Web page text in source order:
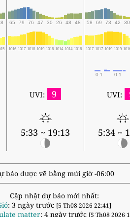
65 79 76 47 30 26 48 48 58 69 73 42 30
1016 1017 1018 1019 1016 1014 1014 1016 1017 1017 1019 1019
0.1 0.1
UVI: 9
5:33 ~ 19:13
UVI:
5:34 ~
báo được vẽ bằng múi giờ -06:00
Cập nhật dự báo mới nhất:
: 3 ngày trước [5 Th08 2026 22:41]
matter: 4 ngày trước [5 Th08 2026